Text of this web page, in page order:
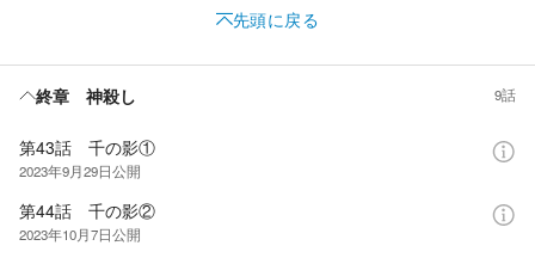
先頭に戻る
終章 神殺し 9話
第43話 千の影①
2023年9月29日公開
第44話 千の影②
2023年10月7日公開